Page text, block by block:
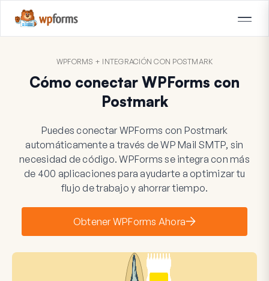
WPFORMS + INTEGRACIÓN CON POSTMARK
Cómo conectar WPForms con
Postmark
Puedes conectar WPForms con Postmark
automáticamente a través de WP Mail SMTP, sin
necesidad de código. WPForms se integra con más
de 400 aplicaciones para ayudarte a optimizar tu
flujo de trabajo y ahorrar tiempo.
Obtener WPForms Ahora